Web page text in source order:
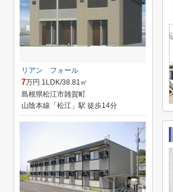
リアン フォール
7万円 1LDK/38.81㎡
島根県松江市雑賀町
山陰本線「松江」駅 徒歩14分